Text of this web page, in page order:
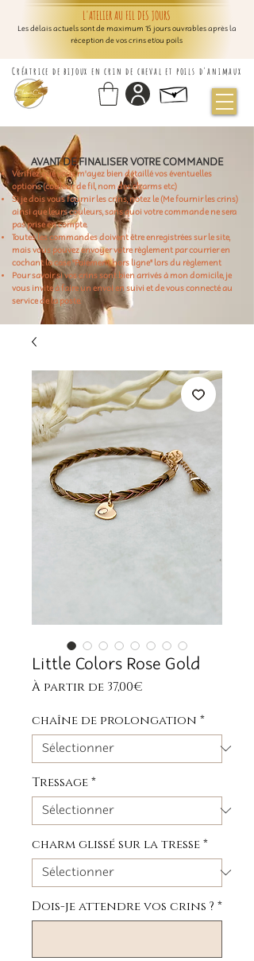
L'ATELIER AU FIL DES JOURS
Les délais actuels sont de maximum 15 jours ouvrables après la
réception de vos crins et/ou poils
Créatrice de bijoux en crin de cheval et poils d'animaux
AVANT DE FINALISER VOTRE COMMANDE
Vérifiez que vous m'ayez bien détaillé vos éventuelles
options (couleur de fil, nom des charms etc)
Si je dois vous fournir les crins, notez le (Me fournir les crins)
ainsi que leurs couleurs, sans quoi votre commande ne sera
pas prise en compte.
Toutes les commandes doivent être enregistrées sur le site,
mais vous pouvez envoyer votre règlement par courrier en
cochant la case "Paiement hors ligne" lors du règlement
Pour savoir si vos crins sont bien arrivés à mon domicile, je
vous invite à faire un envoi en suivi et de vous connecté au
service de la poste.
Little Colors Rose Gold
À partir de 37,00€
chaîne de prolongation *
Tressage*
charm glissé sur la tresse*
Dois-je attendre vos crins ? *